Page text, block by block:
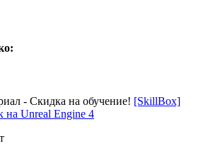
- Скидка на обучение! [SkillBox]
на Unreal Engine 4